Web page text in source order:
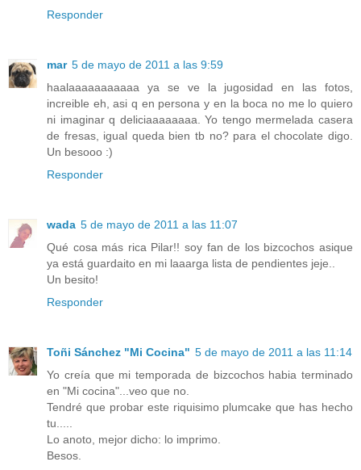
Responder
mar 5 de mayo de 2011 a las 9:59
haalaaaaaaaaaaa ya se ve la jugosidad en las fotos,
increible eh, asi q en persona y en la boca no me lo quiero
ni imaginar q deliciaaaaaaaa. Yo tengo mermelada casera
de fresas, igual queda bien tb no? para el chocolate digo.
Un besooo :)
Responder
wada 5 de mayo de 2011 a las 11:07
Qué cosa más rica Pilar!! soy fan de los bizcochos asique
ya está guardaito en mi laaarga lista de pendientes jeje..
Un besito!
Responder
Toñi Sánchez "Mi Cocina" 5 de mayo de 2011 a las 11:14
Yo creía que mi temporada de bizcochos habia terminado
en "Mi cocina"...veo que no.
Tendré que probar este riquisimo plumcake que has hecho
tu.....
Lo anoto, mejor dicho: lo imprimo.
Besos.